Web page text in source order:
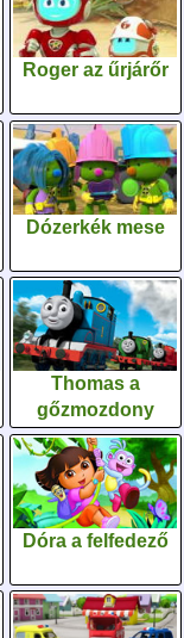
Roger az űrjárőr
Dózerkék mese
Thomas a
gőzmozdony
Dóra a felfedező